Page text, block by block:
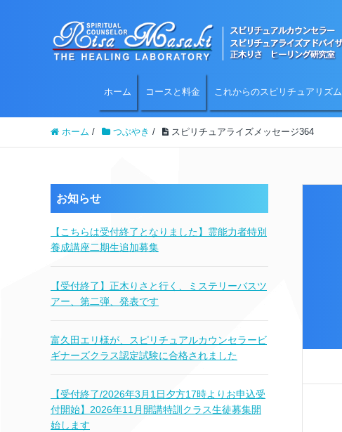
ホーム コースと料金 これからのスピリチュアリズム
ホーム / つぶやき / スピリチュアライズメッセージ364
お知らせ
【こちらは受付終了となりました】霊能力者特別
養成講座二期生追加募集
【受付終了】正木りさと行く、ミステリーバスツ
アー、第二弾、発表です
富久田エリ様が、スピリチュアルカウンセラービ
ギナーズクラス認定試験に合格されました
【受付終了/2026年3月1日夕方17時よりお申込受
付開始】2026年11月開講特訓クラス生徒募集開
始します